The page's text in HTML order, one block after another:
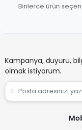
Binlerce ürün
Kampanya, duyuru,
olmak istiyorum.